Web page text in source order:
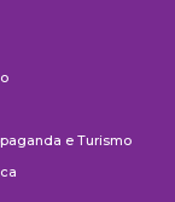
e Turismo